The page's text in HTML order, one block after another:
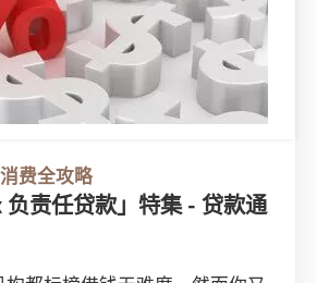
消费全攻略
负责任贷款」特集 - 贷款通